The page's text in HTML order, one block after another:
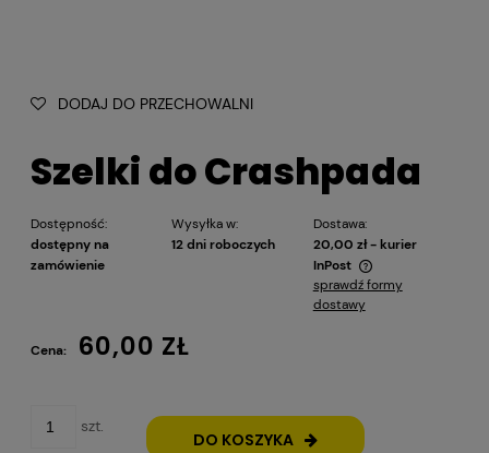
DODAJ DO PRZECHOWALNI
Szelki do Crashpada
Dostępność:
dostępny na
zamówienie
Wysyłka w:
12 dni roboczych
Dostawa:
20,00 zł - kurier
InPost
Cena nie zawiera ewentualnych kosztów płatności
sprawdź formy
dostawy
Cena: 60,00 ZŁ
szt.
DO KOSZYKA